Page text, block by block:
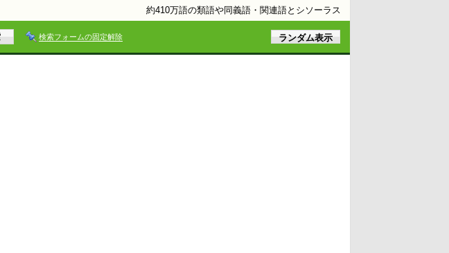
約410万語の類語や同義語・関連語とシソーラス
検索フォームの固定解除